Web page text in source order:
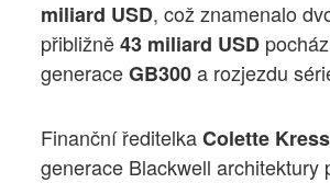
miliard USD, což znamenalo
přibližně43 miliard USD
generaceGB300a rozjezdu
Finanční ředitelkaColette Kress
generace Blackwell architektury